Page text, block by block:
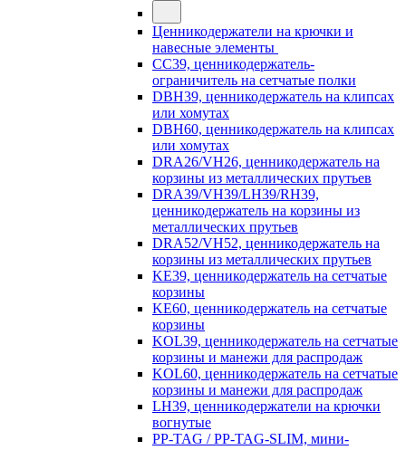
Ценникодержатели на крючки и
навесные элементы
CC39, ценникодержатель-
ограничитель на сетчатые полки
DBH39, ценникодержатель на клипсах
или хомутах
DBH60, ценникодержатель на клипсах
или хомутах
DRA26/VH26, ценникодержатель на
корзины из металлических прутьев
DRA39/VH39/LH39/RH39,
ценникодержатель на корзины из
металлических прутьев
DRA52/VH52, ценникодержатель на
корзины из металлических прутьев
KE39, ценникодержатель на сетчатые
корзины
KE60, ценникодержатель на сетчатые
корзины
KOL39, ценникодержатель на сетчатые
корзины и манежи для распродаж
KOL60, ценникодержатель на сетчатые
корзины и манежи для распродаж
LH39, ценникодержатели на крючки
вогнутые
PP-TAG / PP-TAG-SLIM, мини-